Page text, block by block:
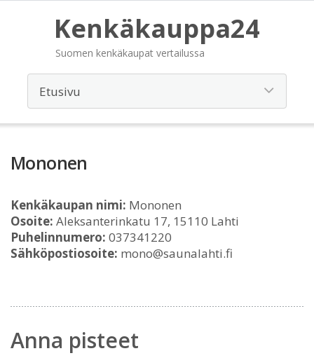
Kenkäkauppa24
Suomen kenkäkaupat vertailussa
Mononen
Kenkäkaupan nimi: Mononen
Osoite: Aleksanterinkatu 17, 15110 Lahti
Puhelinnumero: 037341220
Sähköpostiosoite: mono@saunalahti.fi
Anna pisteet